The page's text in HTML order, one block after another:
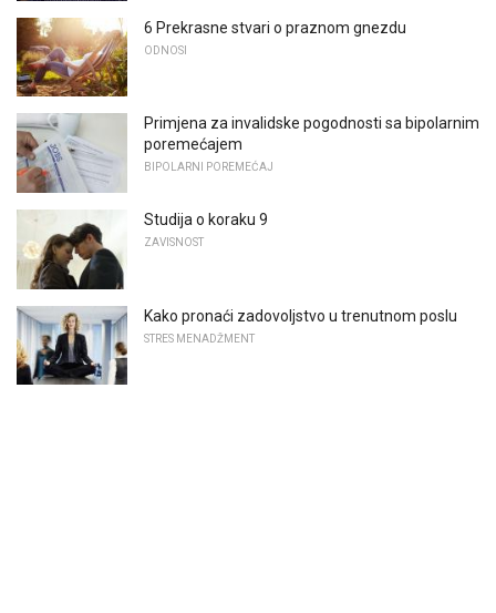
6 Prekrasne stvari o praznom gnezdu
ODNOSI
Primjena za invalidske pogodnosti sa bipolarnim
poremećajem
BIPOLARNI POREMEĆAJ
Studija o koraku 9
ZAVISNOST
Kako pronaći zadovoljstvo u trenutnom poslu
STRES MENADŽMENT